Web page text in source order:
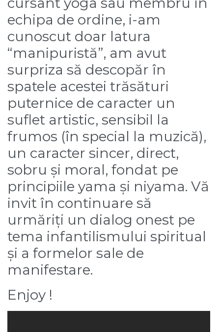
echipa de ordine, i-am
cunoscut doar latura
“manipuristă”, am avut
surpriza să descopăr în
spatele acestei trăsături
puternice de caracter un
suflet artistic, sensibil la
frumos (în special la muzică),
un caracter sincer, direct,
sobru și moral, fondat pe
principiile yama și niyama. Vă
invit în continuare să
urmăriți un dialog onest pe
tema infantilismului spiritual
și a formelor sale de
manifestare.
Enjoy !